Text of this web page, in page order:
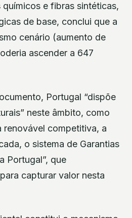
e fibras sintéticas,
de base, conclui que a
cenário (aumento de
ascender a 647
Portugal “dispõe
neste âmbito, como
renovável competitiva, a
o sistema de Garantias
Portugal”, que
capturar valor nesta